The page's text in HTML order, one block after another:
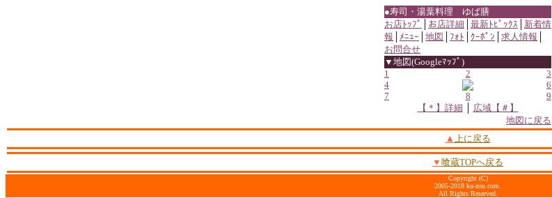
●寿司・湯葉料理 ゆば膳
お店ﾄｯﾌﾟ
お店詳細 最新ﾄﾋﾟｯｸｽ
新着情
報
ﾒﾆｭｰ 地図 ﾌｫﾄ ｸｰﾎﾟﾝ 求人情報
お問合せ
▼地図(Googleﾏｯﾌﾟ)
1
2
3
4
6
7
8
9
【＊】詳細
広域【＃】
地図に戻る
▲ 上に戻る
▼ 喰蔵TOPへ戻る
Copyright (C)
2005-2018 ku-zou.com.
All Rights Reserved.